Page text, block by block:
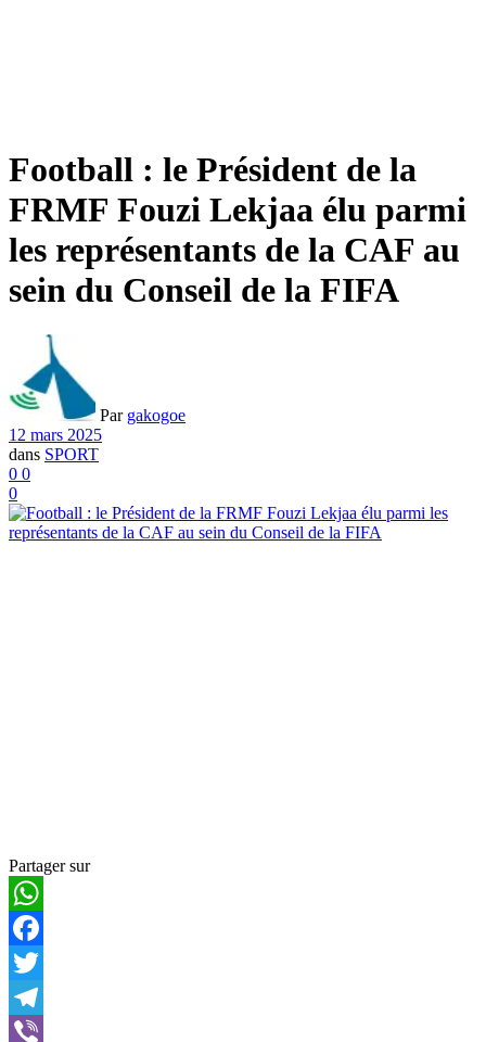
Football : le Président de la
FRMF Fouzi Lekjaa élu parmi
les représentants de la CAF au
sein du Conseil de la FIFA
Par gakogoe
12 mars 2025
dans SPORT
0 0
0
Partager sur
WhatsApp
Facebook
Twitter
Telegram